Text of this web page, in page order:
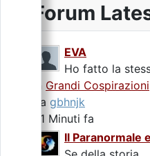
Forum
EVA
Ho fatto la
Grandi Cospirazioni
da gbhnjk
31 Minuti fa
Il Paranormale